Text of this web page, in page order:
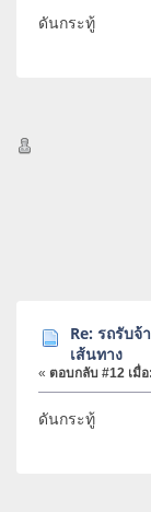
ดันกระทู้
Re: รถรับจ้
เส้นทาง
« ตอบกลับ #12 เมื่อ:
ดันกระทู้